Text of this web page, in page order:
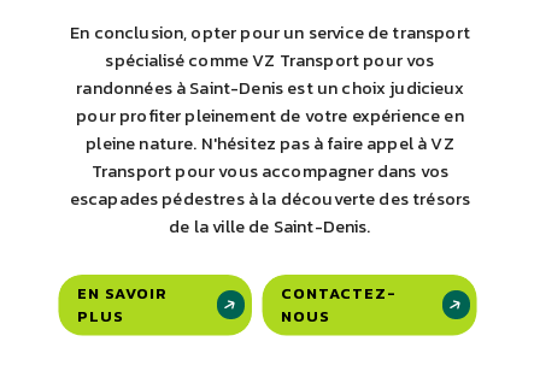
En conclusion, opter pour un service de transport
spécialisé comme VZ Transport pour vos
randonnées à Saint-Denis est un choix judicieux
pour profiter pleinement de votre expérience en
pleine nature. N'hésitez pas à faire appel à VZ
Transport pour vous accompagner dans vos
escapades pédestres à la découverte des trésors
de la ville de Saint-Denis.
EN SAVOIR
PLUS
CONTACTEZ-
NOUS